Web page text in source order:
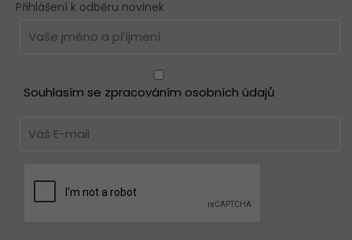
Přihlášení k odběru novinek
Souhlasím se zpracováním osobních údajů